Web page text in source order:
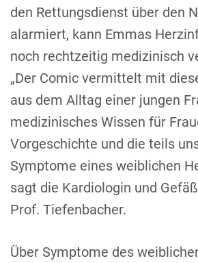
den Rettungsdienst über den
alarmiert, kann Emmas
noch rechtzeitig medizinisch
„Der Comic vermittelt mit
aus dem Alltag einer jungen
medizinisches Wissen für
Vorgeschichte und die teils
Symptome eines weiblichen
sagt die Kardiologin und
Prof. Tiefenbacher.
Über Symptome des